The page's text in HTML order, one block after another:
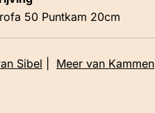
50 Puntkam 20cm
Sibel Meer van Kammen